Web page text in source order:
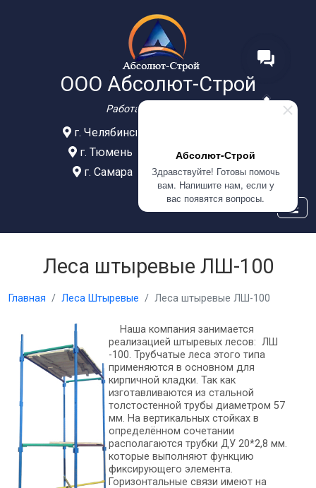
Абсолют-Строй
Здравствуйте! Готовы помочь
вам. Напишите нам, если у
вас появятся вопросы.
ООО Абсолют-Строй
Работаем с 2012 года
г. Челябинск
г. Тюмень
+7(999)586-21-77
г. Самара
+7(908)0400-304
Леса штыревые ЛШ-100
Главная Леса Штыревые Леса штыревые ЛШ-100
Наша компания занимается
реализацией штыревых лесов: ЛШ
-100. Трубчатые леса этого типа
применяются в основном для
кирпичной кладки. Так как
изготавливаются из стальной
толстостенной трубы диаметром 57
мм. На вертикальных стойках в
определённом сочетании
располагаются трубки ДУ 20*2,8 мм.
которые выполняют функцию
фиксирующего элемента.
Горизонтальные связи имеют на